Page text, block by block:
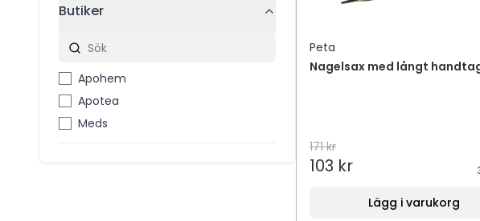
Butiker
Apohem
Apotea
Meds
Peta
Nagelsax med långt
171 kr
103 kr
Lägg i varukorg